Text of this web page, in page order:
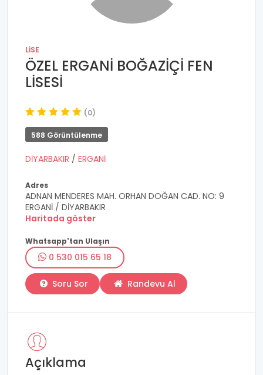
LISE
ÖZEL ERGANİ BOĞAZİÇİ FEN
LİSESİ
(0)
588 Görüntülenme
DİYARBAKIR / ERGANİ
Adres
ADNAN MENDERES MAH. ORHAN DOĞAN CAD. NO: 9
ERGANİ / DİYARBAKIR
Haritada göster
Whatsapp'tan Ulaşın
0 530 015 65 18
Soru Sor Randevu Al
Açıklama